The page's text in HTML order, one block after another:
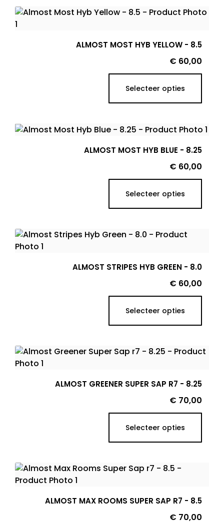
ALMOST MOST HYB YELLOW - 8.5
Prijs
€ 60,00
Selecteer opties
ALMOST MOST HYB BLUE - 8.25
Prijs
€ 60,00
Selecteer opties
ALMOST STRIPES HYB GREEN - 8.0
Prijs
€ 60,00
Selecteer opties
ALMOST GREENER SUPER SAP R7 - 8.25
Prijs
€ 70,00
Selecteer opties
ALMOST MAX ROOMS SUPER SAP R7 - 8.5
Prijs
€ 70,00